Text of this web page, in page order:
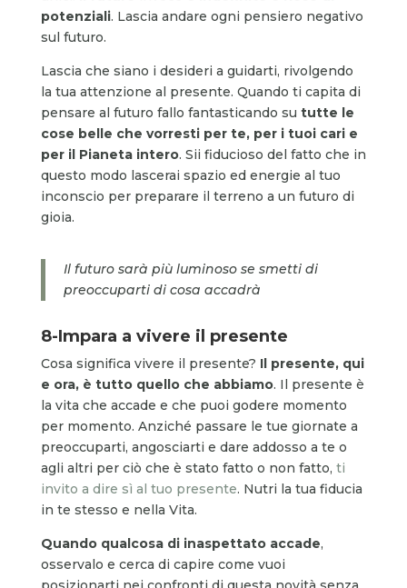
potenziali. Lascia andare ogni pensiero negativo
sul futuro.
Lascia che siano i desideri a guidarti, rivolgendo
la tua attenzione al presente. Quando ti capita di
pensare al futuro fallo fantasticando su tutte le
cose belle che vorresti per te, per i tuoi cari e
per il Pianeta intero. Sii fiducioso del fatto che in
questo modo lascerai spazio ed energie al tuo
inconscio per preparare il terreno a un futuro di
gioia.
Il futuro sarà più luminoso se smetti di
preoccuparti di cosa accadrà
8-Impara a vivere il presente
Cosa significa vivere il presente? Il presente, qui
e ora, è tutto quello che abbiamo. Il presente è
la vita che accade e che puoi godere momento
per momento. Anziché passare le tue giornate a
preoccuparti, angosciarti e dare addosso a te o
agli altri per ciò che è stato fatto o non fatto, ti
invito a dire sì al tuo presente. Nutri la tua fiducia
in te stesso e nella Vita.
Quando qualcosa di inaspettato accade,
osservalo e cerca di capire come vuoi